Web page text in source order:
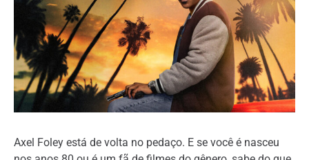
Axel Foley está de volta no pedaço. E se você é nasceu